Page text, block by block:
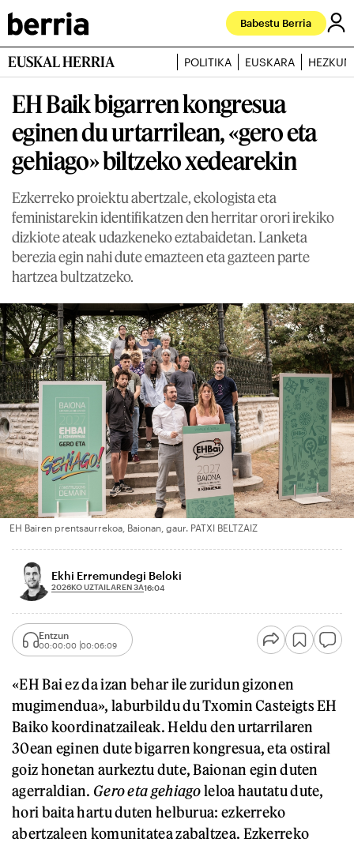
Babestu Berria
EUSKAL HERRIA POLITIKA EUSKARA
EH Baik bigarren kongresua
eginen du urtarrilean, «gero eta
gehiago» biltzeko xedearekin
Ezkerreko proiektu abertzale, ekologista eta
feministarekin identifikatzen den herritar orori irekiko
dizkiote ateak udazkeneko eztabaidetan. Lanketa
berezia egin nahi dute emazteen eta gazteen parte
hartzea bultzatzeko.
EH Bairen prentsaurrekoa, Baionan, gaur. PATXI BELTZAIZ
Ekhi Erremundegi Beloki
2026KO UZTAILAREN 3A16:04
Entzun
00:00:00 00:06:09
«EH Bai ez da izan behar ile zuridun gizonen
mugimendua», laburbildu du Txomin Casteigts EH
Baiko koordinatzaileak. Heldu den urtarrilaren
30ean eginen dute bigarren kongresua, eta ostiral
goiz honetan aurkeztu dute, Baionan egin duten
agerraldian. Gero eta gehiagoleloa hautatu dute,
hori baita hartu duten helburua: ezkerreko
abertzaleen komunitatea zabaltzea. Ezkerreko